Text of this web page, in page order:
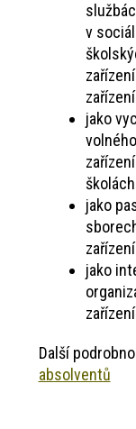
v
jako
školách
jako
jako
Další
absolventů